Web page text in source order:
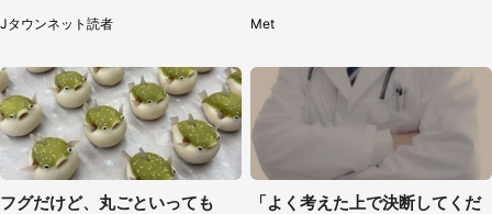
県・30代女性）
Jタウンネット読者 Met
フグだけど、丸ごといっても
「よく考えた上で決断してくだ